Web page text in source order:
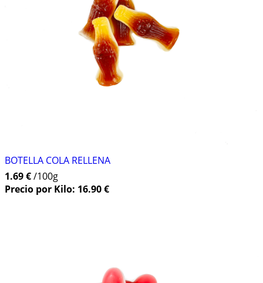
BOTELLA COLA RELLENA
1.69 €/100g
Precio por Kilo: 16.90 €